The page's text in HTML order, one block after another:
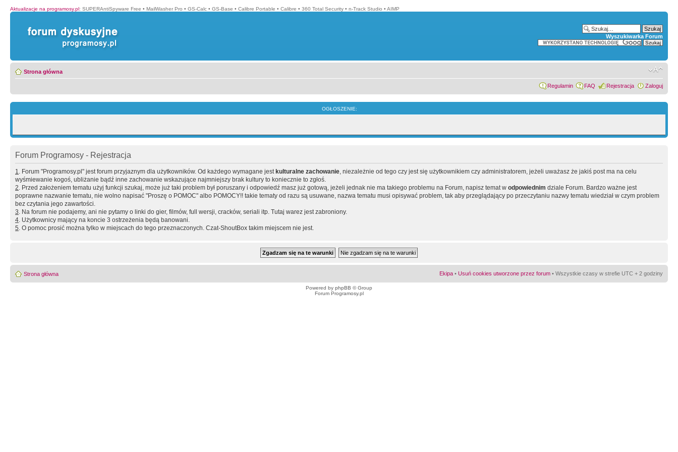
Aktualizacje na programosy.pl: SUPERAntiSpyware Free • MailWasher Pro • GS-Calc • GS-Base • Calibre Portable • Calibre • 360 Total Security • n-Track Studio • AIMP
Wyszukiwarka Forum
Strona główna
Regulamin FAQ Rejestracja Zaloguj
OGŁOSZENIE:
Forum Programosy - Rejestracja
1. Forum "Programosy.pl" jest forum przyjaznym dla użytkowników. Od każdego wymagane jest kulturalne zachowanie, niezależnie od tego czy jest się użytkownikiem czy administratorem, jeżeli uważasz że jakiś post ma na celu
wyśmiewanie kogoś, ubliżanie bądź inne zachowanie wskazujące najmniejszy brak kultury to koniecznie to zgłoś.
2. Przed założeniem tematu użyj funkcji szukaj, może już taki problem był poruszany i odpowiedź masz już gotową, jeżeli jednak nie ma takiego problemu na Forum, napisz temat w odpowiednim dziale Forum. Bardzo ważne jest
poprawne nazwanie tematu, nie wolno napisać "Proszę o POMOC" albo POMOCY!! takie tematy od razu są usuwane, nazwa tematu musi opisywać problem, tak aby przeglądający po przeczytaniu nazwy tematu wiedział w czym problem
bez czytania jego zawartości.
3. Na forum nie podajemy, ani nie pytamy o linki do gier, filmów, full wersji, cracków, seriali itp. Tutaj warez jest zabroniony.
4. Użytkownicy mający na koncie 3 ostrzeżenia będą banowani.
5. O pomoc prosić można tylko w miejscach do tego przeznaczonych. Czat-ShoutBox takim miejscem nie jest.
Strona główna Ekipa • Usuń cookies utworzone przez forum • Wszystkie czasy w strefie UTC + 2 godziny
Powered by phpBB © Group
Forum Programosy.pl